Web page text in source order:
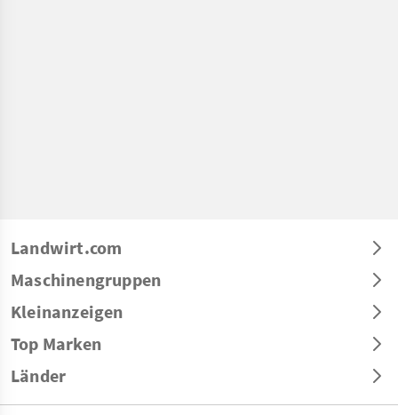
Landwirt.com
Maschinengruppen
Kleinanzeigen
Top Marken
Länder